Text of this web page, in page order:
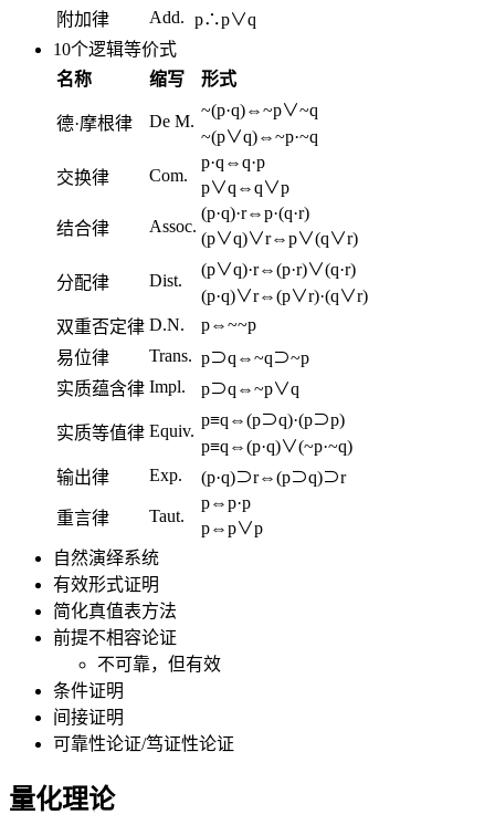
附加律
Add. p∴p∨q
10个逻辑等价式
名称
缩写 形式
德·摩根律 De M.
~(p·q)⇔~p∨~q
~(p∨q)⇔~p·~q
交换律 Com.
p·q⇔q·p
p∨q⇔q∨p
结合律 Assoc.
(p·q)·r⇔p·(q·r)
(p∨q)∨r⇔p∨(q∨r)
分配律 Dist.
(p∨q)·r⇔(p·r)∨(q·r)
(p·q)∨r⇔(p∨r)·(q∨r)
双重否定律 D.N.
p⇔~~p
易位律
Trans. p⊃q⇔~q⊃~p
实质蕴含律 Impl. p⊃q⇔~p∨q
实质等值律 Equiv.
p≡q⇔(p⊃q)·(p⊃p)
p≡q⇔(p·q)∨(~p·~q)
输出律
Exp. (p·q)⊃r⇔(p⊃q)⊃r
重言律 Taut.
p⇔p·p
p⇔p∨p
自然演绎系统
有效形式证明
简化真值表方法
前提不相容论证
不可靠，但有效
条件证明
间接证明
可靠性论证/笃证性论证
量化理论